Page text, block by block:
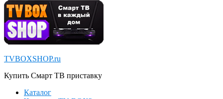
TVBOXSHOP.ru
Купить Смарт ТВ приставку
Каталог